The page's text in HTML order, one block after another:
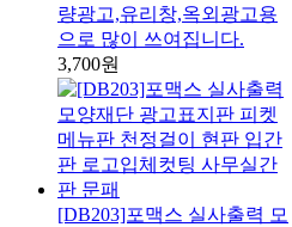
량광고,유리창,옥외광고용
으로 많이 쓰여집니다.
3,700원
[DB203]포맥스 실사출력 모